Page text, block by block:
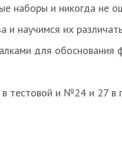
наборы и никогда не
и научимся их
для обоснования
тестовой и №24 и 27 в